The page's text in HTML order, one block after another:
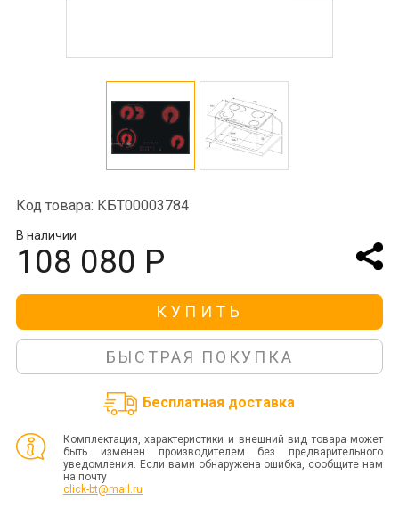
Код товара: КБТ00003784
В наличии
108 080 Р
КУПИТЬ
БЫСТРАЯ ПОКУПКА
Бесплатная доставка
Комплектация, характеристики и внешний вид товара может
быть изменен производителем без предварительного
уведомления. Если вами обнаружена ошибка, сообщите нам
на почту
click-bt@mail.ru